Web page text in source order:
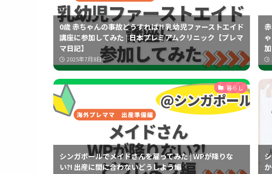
0歳 赤ちゃんの事故どうすれば?! 乳幼児ファーストエイド
講座に参加してみた | 日本プレミアムクリニック【プレマ
マ日記】
2025年7月8日
暮らし
シンガポールでメイドさんを雇ってみた | WPが降りな
い?! 出産に間に合わないどうしよう編